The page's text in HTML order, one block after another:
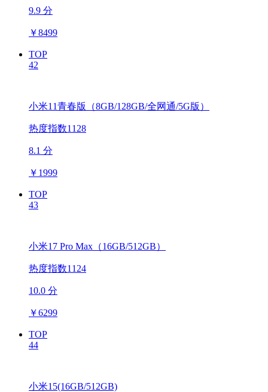
9.9 分
￥8499
TOP
42
小米11青春版（8GB/128GB/全网通/5G版）
热度指数1128
8.1 分
￥ 1999
TOP
43
小米17 Pro Max（16GB/512GB）
热度指数1124
10.0 分
￥6299
TOP
44
小米15(16GB/512GB)